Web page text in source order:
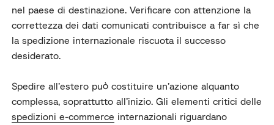
nel paese di destinazione. Verificare con attenzione la
correttezza dei dati comunicati contribuisce a far sì che
la spedizione internazionale riscuota il successo
desiderato.
Spedire all’estero può costituire un’azione alquanto
complessa, soprattutto all’inizio. Gli elementi critici delle
spedizioni e-commerce internazionali riguardano